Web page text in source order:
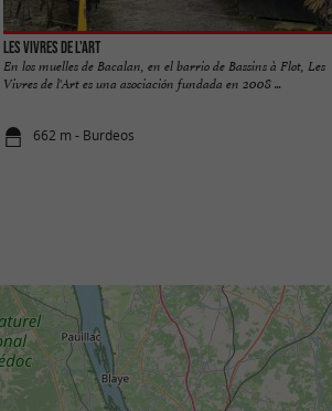
Les Vivres de l'Art
En los muelles de Bacalan, en el barrio de Bassins à Flot, Les
Vivres de l'Art es una asociación fundada en 2008 ...
662 m - Burdeos